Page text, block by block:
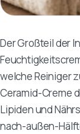
Der Großteil der
welche Reiniger
Ceramid-Creme
Lipiden und
nach-außen-